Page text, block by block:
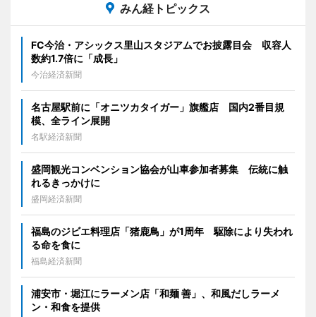
みん経トピックス
FC今治・アシックス里山スタジアムでお披露目会 収容人
数約1.7倍に「成長」
今治経済新聞
名古屋駅前に「オニツカタイガー」旗艦店 国内2番目規
模、全ライン展開
名駅経済新聞
盛岡観光コンベンション協会が山車参加者募集 伝統に触
れるきっかけに
盛岡経済新聞
福島のジビエ料理店「猪鹿鳥」が1周年 駆除により失われ
る命を食に
福島経済新聞
浦安市・堀江にラーメン店「和麺 善」、和風だしラーメ
ン・和食を提供